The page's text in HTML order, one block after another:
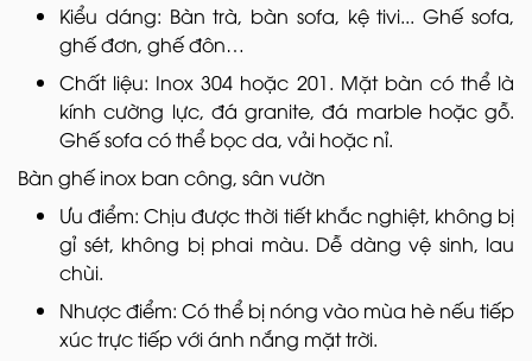
Kiểu dáng: Bàn trà, bàn sofa, kệ tivi... Ghế sofa,
ghế đơn, ghế đôn…
Chất liệu: Inox 304 hoặc 201. Mặt bàn có thể là
kính cường lực, đá granite, đá marble hoặc gỗ.
Ghế sofa có thể bọc da, vải hoặc nỉ.
Bàn ghế inox ban công, sân vườn
Ưu điểm: Chịu được thời tiết khắc nghiệt, không bị
gỉ sét, không bị phai màu. Dễ dàng vệ sinh, lau
chùi.
Nhược điểm: Có thể bị nóng vào mùa hè nếu tiếp
xúc trực tiếp với ánh nắng mặt trời.